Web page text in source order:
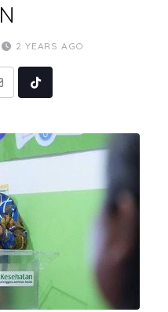
2 YEARS AGO
Tiktok